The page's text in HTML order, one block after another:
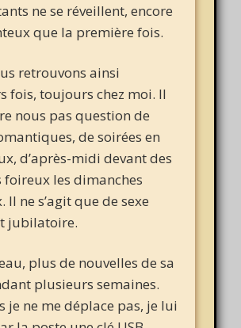
ne se réveillent, encore
que la première fois.
retrouvons ainsi
fois, toujours chez moi. Il
nous pas question de
de soirées en
d’après-midi devant des
les dimanches
Il ne s’agit que de sexe
jubilatoire.
plus de nouvelles de sa
plusieurs semaines.
je ne me déplace pas, je lui